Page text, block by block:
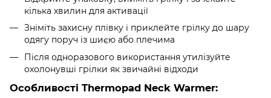
кілька хвилин для активації
Зніміть захисну плівку і приклейте грілку до шару
одягу поруч із шиєю або плечима
Після одноразового використання утилізуйте
охолонувші грілки як звичайні відходи
Особливості Thermopad Neck Warmer: